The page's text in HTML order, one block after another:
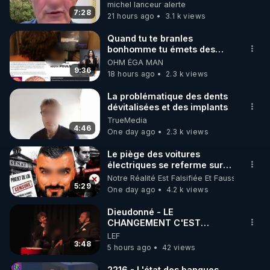
https://www.instagram.com/rdlr_thierrycasasnovas/
http://rgnr.li/instagram
🌱 LA NEWSLETTER
Pour ne pas rater l’actualité RGNR (stages,
http://rgnr.li/news
🌱 VIDÉOS NON CENSURÉES SUR ODYSEE
Toutes les vidéos Youtube sont aussi sur la
http://rgnr.li/odysee
🌱 LES STAGES EN PRÉSENTIEL
http://rgnr.li/stages
7:28
michel lanceur alerte
21 hours ago
3.1 k views
9:36
Quand tu te branles
bonhomme tu émets des
ondes ils ont juste omis de
t'expliquer
OHM ÉGA MAN
18 hours ago
2.3 k views
4:46
La problématique des dents
dévitalisées et des implants
TrueMedia
One day ago
2.3 k views
5:29
Le piège des voitures
électriques se referme sur
les usagers !
Notre Réalité Est Falsifiée Et Fausse
One day ago
4.2 k views
3:48
Dieudonné - LE
CHANGEMENT C'EST
MAINTENANT
LEF
5 hours ago
42 views